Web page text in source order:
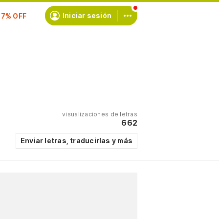
Iniciar sesión
visualizaciones de letras
662
Enviar letras, traducirlas y más